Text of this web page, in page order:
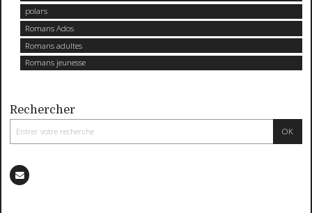
polars
Romans Ados
Romans adultes
Romans jeunesse
Rechercher